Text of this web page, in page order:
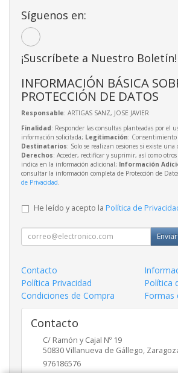
Síguenos en:
¡Suscríbete a Nuestro Boletín!
INFORMACIÓN BÁSICA
PROTECCIÓN DE DATOS
Responsable: ARTIGAS SANZ, JOSE JAVIER
Finalidad: Responder las consultas planteadas por el
información solicitada; Legitimación:
Destinatarios: Solo se realizan cesiones si existe una
Derechos: Acceder, rectificar y suprimir, así como otros
indica en la información adicional; Información
consultar la información completa de Protección de
de Privacidad
He leído y acepto la Política de
Enviar
Contacto
Política Privacidad
Política
Condiciones de Compra
Formas
Contacto
C/ Ramón y Cajal Nº 19
50830Villanueva de Gállego,
976186576